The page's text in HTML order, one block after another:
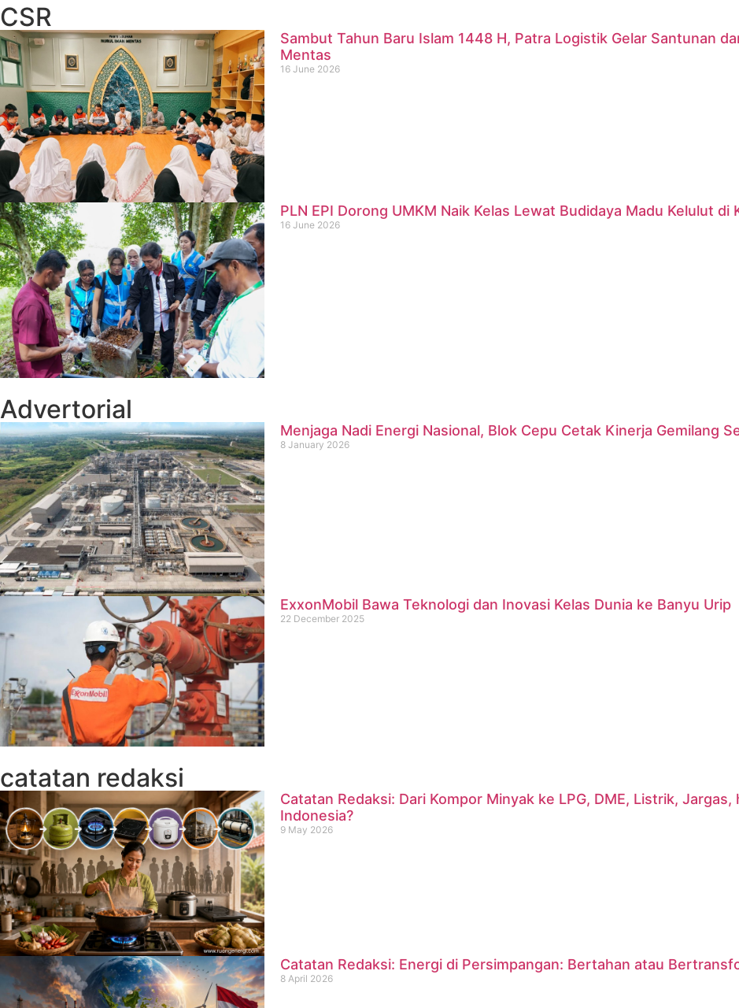
CSR
Sambut Tahun Baru Islam 1448 H, Patra Logistik Gelar Santunan
Mentas
16 June 2026
PLN EPI Dorong UMKM Naik Kelas Lewat Budidaya Madu Kelulut di
16 June 2026
Advertorial
Menjaga Nadi Energi Nasional, Blok Cepu Cetak Kinerja Gemilang
8 January 2026
ExxonMobil Bawa Teknologi dan Inovasi Kelas Dunia ke Banyu Urip
22 December 2025
catatan redaksi
Catatan Redaksi: Dari Kompor Minyak ke LPG, DME, Listrik,
Indonesia?
9 May 2026
Catatan Redaksi: Energi di Persimpangan: Bertahan atau
8 April 2026